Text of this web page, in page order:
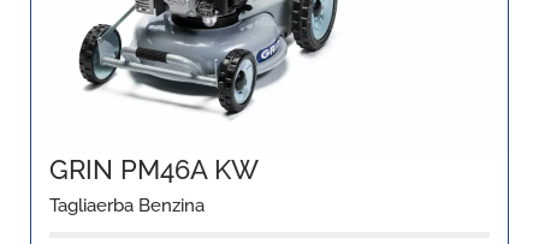
GRIN PM46A KW
Tagliaerba Benzina